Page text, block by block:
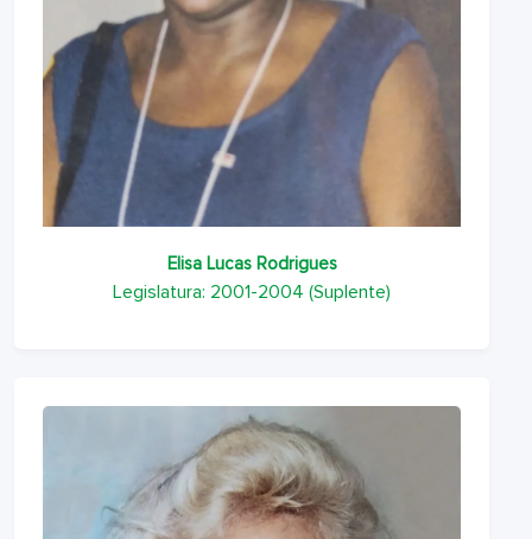
Elisa Lucas Rodrigues
Legislatura: 2001-2004 (Suplente)